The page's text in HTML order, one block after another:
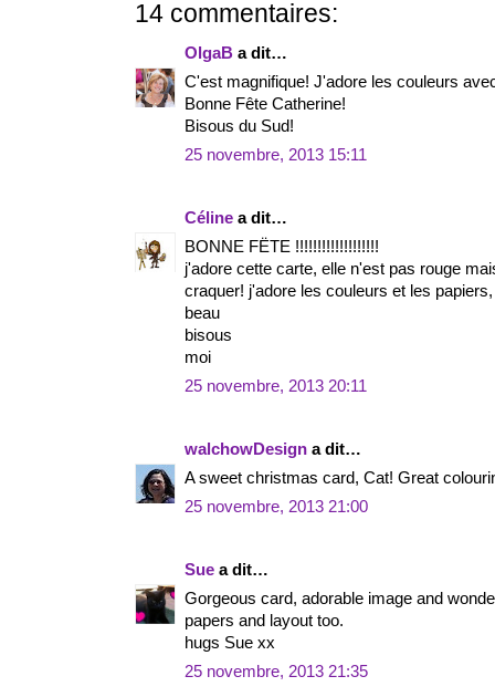
14 commentaires:
OlgaB a dit…
C'est magnifique! J'adore les couleurs
Bonne Fête Catherine!
Bisous du Sud!
25 novembre, 2013 15:11
Céline a dit…
BONNE FËTE !!!!!!!!!!!!!!!!!!!
j'adore cette carte, elle n'est pas rouge
craquer! j'adore les couleurs et les
beau
bisous
moi
25 novembre, 2013 20:11
walchowDesign a dit…
A sweet christmas card, Cat! Great
25 novembre, 2013 21:00
Sue a dit…
Gorgeous card, adorable image and
papers and layout too.
hugs Sue xx
25 novembre, 2013 21:35